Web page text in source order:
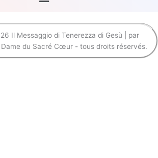
Il Messaggio di Tenerezza di Gesù | par
du Sacré Cœur - tous droits réservés.